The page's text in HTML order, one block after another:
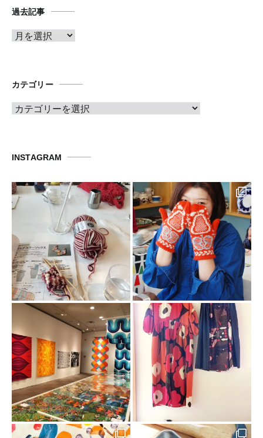
過去記事
ア
ブ
カテゴリー
カ
ー
INSTAGRAM